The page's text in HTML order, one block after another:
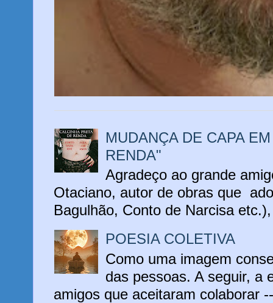
MUDANÇA DE CAPA
RENDA"
Agradeço ao grande
Otaciano, autor de obras que
Bagulhão, Conto de Narcisa
POESIA COLETIVA
Como uma imagem
das pessoas. A seguir, a
amigos que aceitaram colaborar